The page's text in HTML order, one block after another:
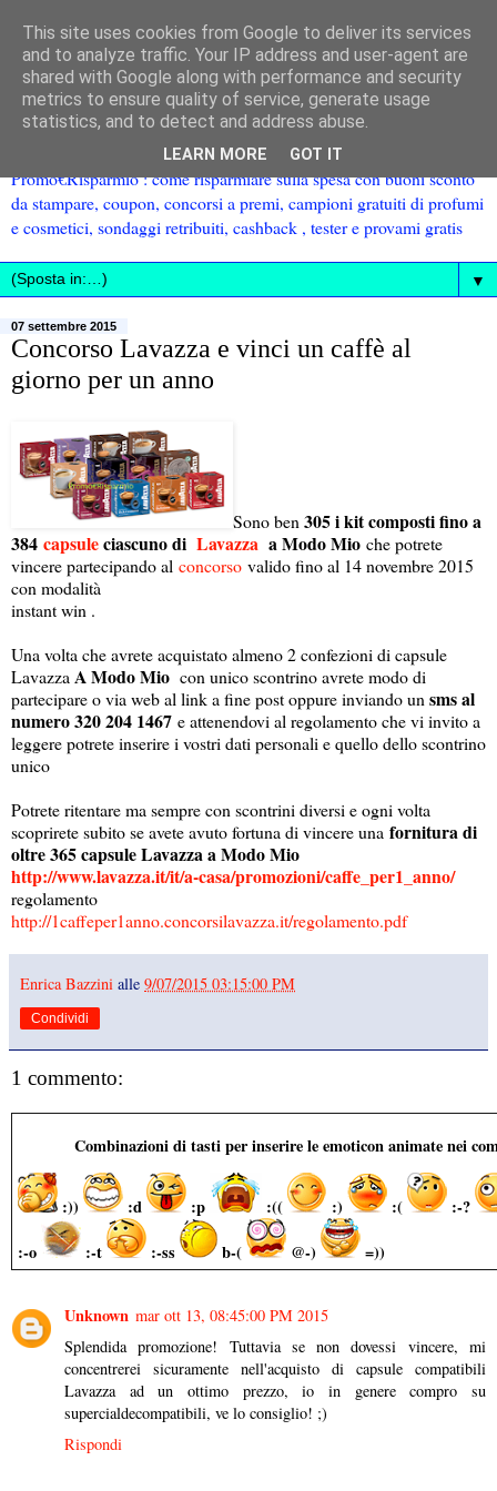
Promo€Risparmio : come risparmiare sulla spesa con buoni sconto
da stampare, coupon, concorsi a premi, campioni gratuiti di profumi
e cosmetici, sondaggi retribuiti, cashback , tester e provami gratis
▼
07 settembre 2015
Concorso Lavazza e vinci un caffè al
giorno per un anno
Sono ben 305 i kit composti fino a
384 capsuleciascuno di Lavazza a Modo Mio che potrete
vincere partecipando al concorso valido fino al 14 novembre 2015
con modalità
instant win .
Una volta che avrete acquistato almeno 2 confezioni di capsule
Lavazza A Modo Mio con unico scontrino avrete modo di
partecipare o via web al link a fine post oppure inviando un sms al
numero 320 204 1467 e attenendovi al regolamento che vi invito a
leggere potrete inserire i vostri dati personali e quello dello scontrino
unico
Potrete ritentare ma sempre con scontrini diversi e ogni volta
scoprirete subito se avete avuto fortuna di vincere una fornitura di
oltre 365 capsule Lavazza a Modo Mio
http://www.lavazza.it/it/a-casa/promozioni/caffe_per1_anno/
regolamento
http://1caffeper1anno.concorsilavazza.it/regolamento.pdf
Enrica Bazzini alle 9/07/2015 03:15:00 PM
Condividi
1 commento:
Combinazioni di tasti per inserire le emoticon animate nei
:)) :d :p :(( :) :(
:-?
:-o
:-t :-ss b-( @-) =))
Unknown mar ott 13, 08:45:00 PM 2015
Splendida promozione! Tuttavia se non dovessi vincere, mi
concentrerei sicuramente nell'acquisto di capsule compatibili
Lavazza ad un ottimo prezzo, io in genere compro su
supercialdecompatibili, ve lo consiglio! ;)
Rispondi
This site uses cookies from Google to deliver its services
and to analyze traffic. Your IP address and user-agent are
shared with Google along with performance and security
metrics to ensure quality of service, generate usage
statistics, and to detect and address abuse.
LEARN MORE GOT IT